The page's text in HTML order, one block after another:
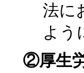
法に
よう
②厚生